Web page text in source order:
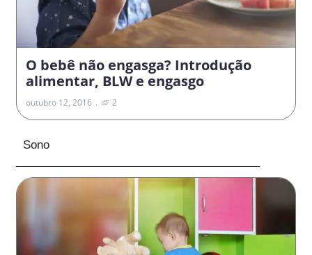
O bebê não engasga? Introdução
alimentar, BLW e engasgo
outubro 12, 2016 2
Sono